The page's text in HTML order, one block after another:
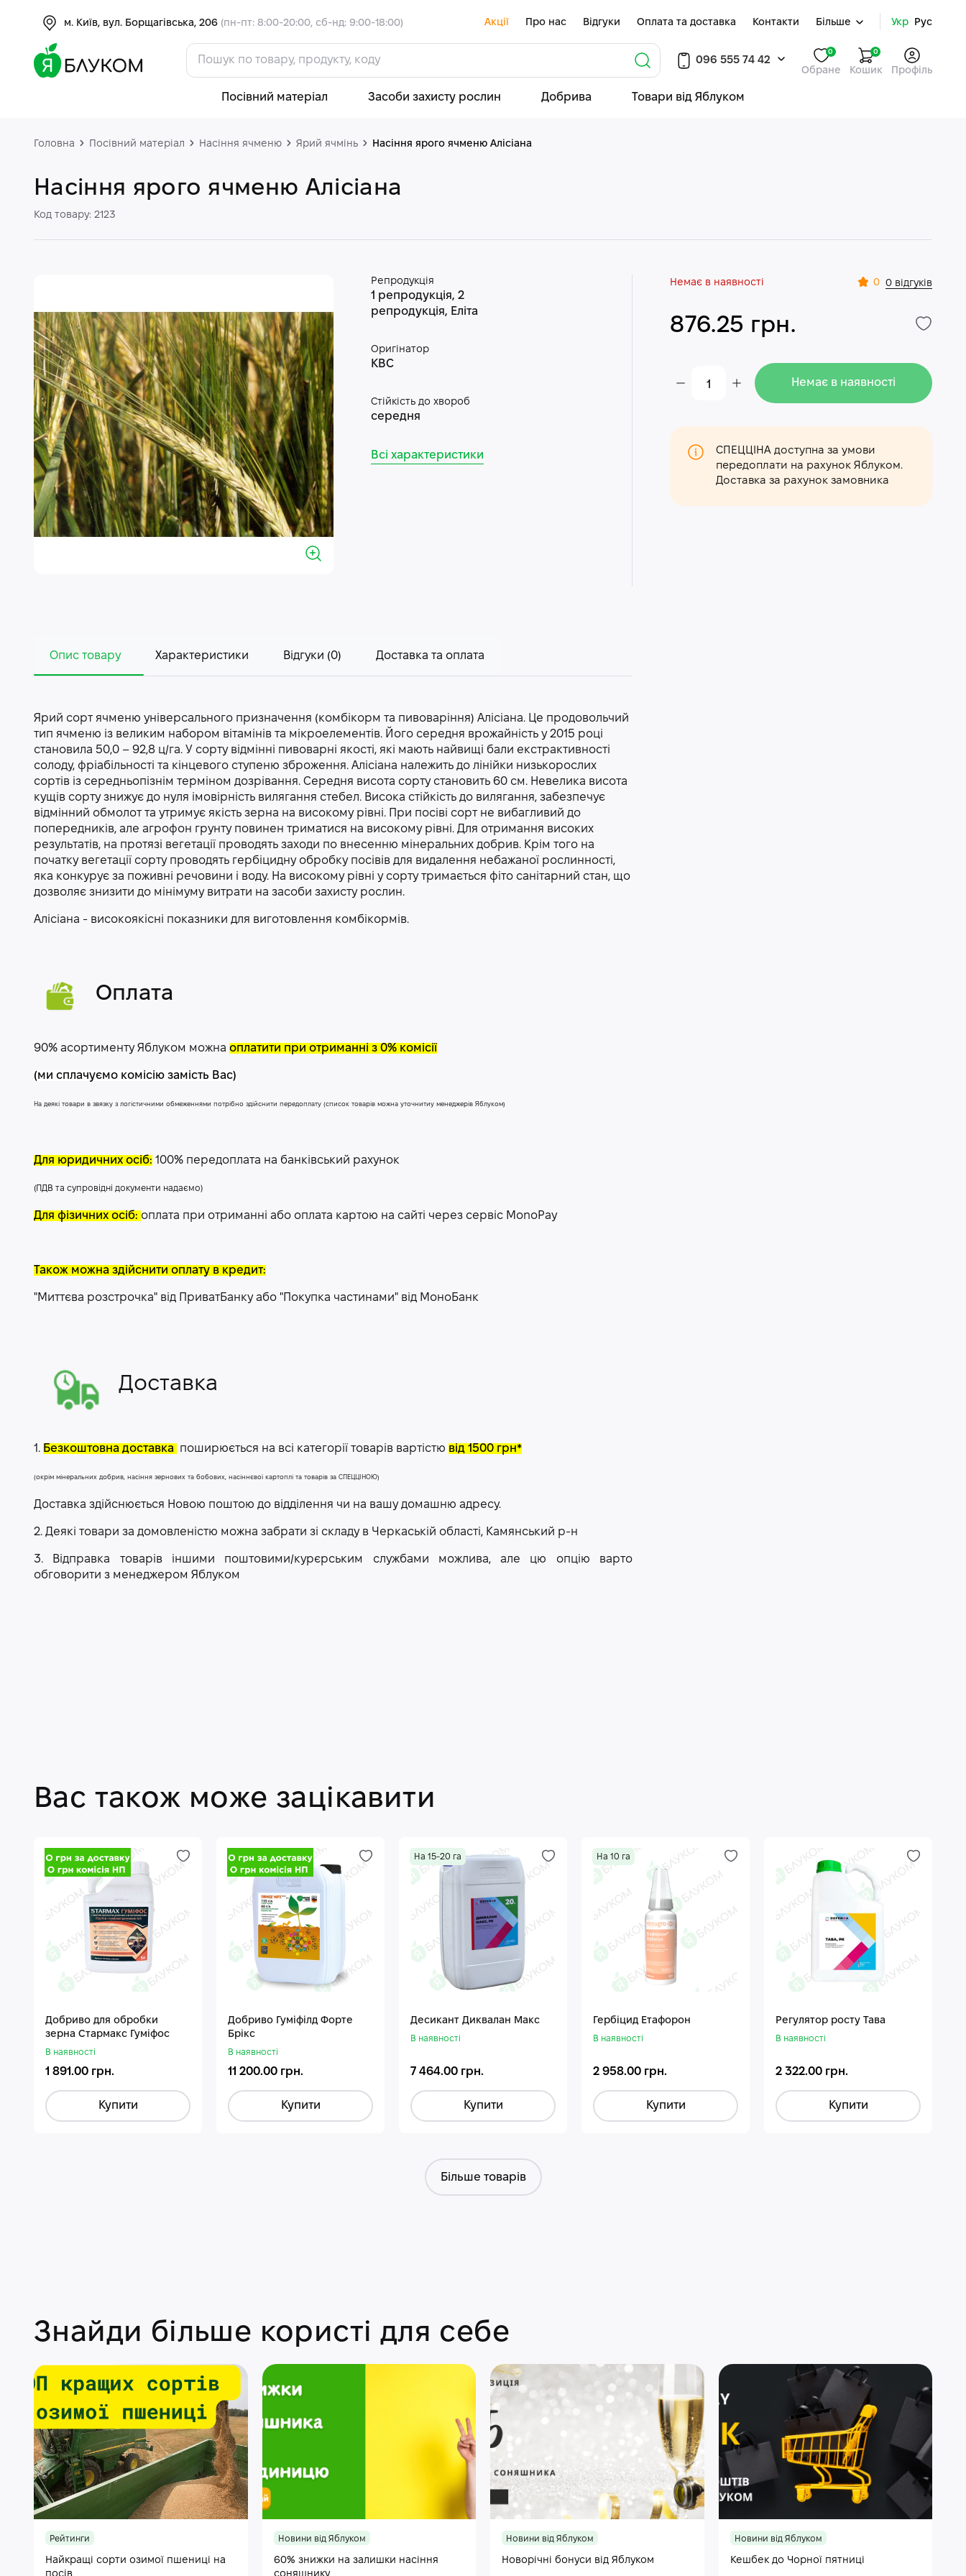
м. Київ, вул. Борщагівська, 206 (пн-пт: 8:00-20:00, сб-нд: 9:00-18:00) Акції Про нас Відгуки Оплата та доставка Контакти Більше Укр Рус
096 555 74 42
Обране
0 0
Кошик Профіль
Посівний матеріал Засоби захисту рослин Добрива Товари від Яблуком
Головна Посівний матеріал Насіння ячменю Ярий ячмінь Насіння ярого ячменю Алісіана
Насіння ярого ячменю Алісіана
Код товару: 2123
Репродукція
1 репродукція, 2
репродукція, Еліта
Оригінатор
КВС
Стійкість до хвороб
середня
Всі характеристики
Немає в наявності 0 0 відгуків
876.25 грн.
Немає в наявності
СПЕЦЦІНА доступна за умови
передоплати на рахунок Яблуком.
Доставка за рахунок замовника
Опис товару Характеристики Відгуки (0) Доставка та оплата
Ярий сорт ячменю універсального призначення (комбікорм та пивоваріння) Алісіана. Це продовольчий
тип ячменю із великим набором вітамінів та мікроелементів. Його середня врожайність у 2015 році
становила 50,0 – 92,8 ц/га. У сорту відмінні пивоварні якості, які мають найвищі бали екстрактивності
солоду, фріабільності та кінцевого ступеню зброження. Алісіана належить до лінійки низькорослих
сортів із середньопізнім терміном дозрівання. Середня висота сорту становить 60 см. Невелика висота
кущів сорту знижує до нуля імовірність вилягання стебел. Висока стійкість до вилягання, забезпечує
відмінний обмолот та утримує якість зерна на високому рівні. При посіві сорт не вибагливий до
попередників, але агрофон грунту повинен триматися на високому рівні. Для отримання високих
результатів, на протязі вегетації проводять заходи по внесенню мінеральних добрив. Крім того на
початку вегетації сорту проводять гербіцидну обробку посівів для видалення небажаної рослинності,
яка конкурує за поживні речовини і воду. На високому рівні у сорту тримається фіто санітарний стан, що
дозволяє знизити до мінімуму витрати на засоби захисту рослин.
Алісіана - високоякісні показники для виготовлення комбікормів.
Оплата
90% асортименту Яблуком можна оплатити при отриманні з 0% комісії
(ми сплачуємо комісію замість Вас)
На деякі товари в звязку з логістичними обмеженнями потрібно здійснити передоплату (список товарів можна уточнитиу менеджерів Яблуком)
Для юридичних осіб: 100% передоплата на банківський рахунок
(ПДВ та супровідні документи надаємо)
Для фізичних осіб: оплата при отриманні або оплата картою на сайті через сервіс МоnoPay
Також можна здійснити оплату в кредит:
"Миттєва розстрочка" від ПриватБанку або "Покупка частинами" від МоноБанк
Доставка
1. Безкоштовна доставка поширюється на всі категорії товарів вартістю від 1500 грн*
(окрім мінеральних добрив, насіння зернових та бобових, насіннєвої картоплі та товарів за СПЕЦЦІНОЮ)
Доставка здійснюється Новою поштою до відділення чи на вашу домашню адресу.
2. Деякі товари за домовленістю можна забрати зі складу в Черкаській області, Камянський р-н
3. Відправка товарів іншими поштовими/курєрським службами можлива, але цю опцію варто
обговорити з менеджером Яблуком
Вас також може зацікавити
Добриво для обробки
зерна Стармакс Гуміфос
В наявності
1 891.00 грн.
Купити
Добриво Гуміфілд Форте
Брікс
В наявності
11 200.00 грн.
Купити
На 15-20 га
Десикант Диквалан Макс
В наявності
7 464.00 грн.
Купити
На 10 га
Гербіцид Етафорон
В наявності
2 958.00 грн.
Купити
Регулятор росту Тава
В наявності
2 322.00 грн.
Купити
Більше товарів
Знайди більше користі для себе
Рейтинги
Найкращі сорти озимої пшениці на
посів
Новини від Яблуком
60% знижки на залишки насіння
соняшнику
Новини від Яблуком
Новорічні бонуси від Яблуком
Новини від Яблуком
Кешбек до Чорної пятниці